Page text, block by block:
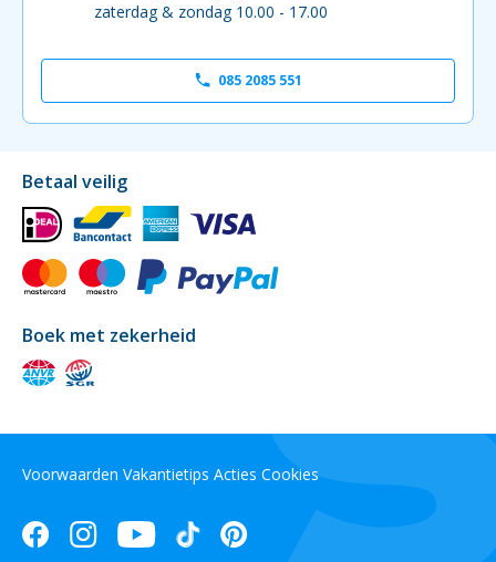
zaterdag & zondag 10.00 - 17.00
085 2085 551
Betaal veilig
Boek met zekerheid
Voorwaarden Vakantietips Acties Cookies